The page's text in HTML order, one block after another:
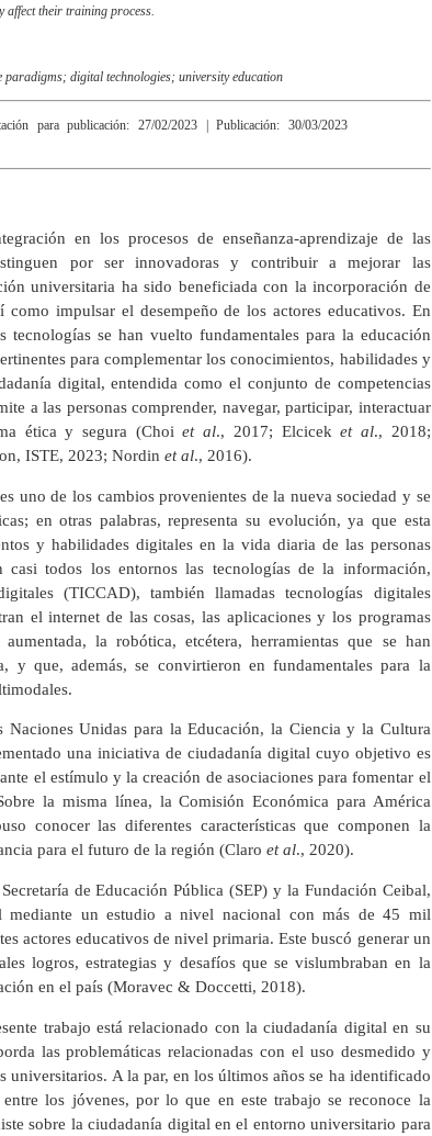
affect their training process.
digital technologies; university education
para publicación: 27/02/2023 | Publicación: 30/03/2023
en los procesos de enseñanza-aprendizaje de las
por ser innovadoras y contribuir a mejorar las
universitaria ha sido beneficiada con la incorporación de
como impulsar el desempeño de los actores educativos. En
tecnologías se han vuelto fundamentales para la educación
para complementar los conocimientos, habilidades y
digital, entendida como el conjunto de competencias
a las personas comprender, navegar, participar, interactuar
ética y segura (Choiet al., 2017; Elciceket al., 2018;
ISTE, 2023; Nordin et al., 2016).
uno de los cambios provenientes de la nueva sociedad y se
en otras palabras, representa su evolución, ya que esta
y habilidades digitales en la vida diaria de las personas
todos los entornos las tecnologías de la información,
(TICCAD), también llamadas tecnologías digitales
el internet de las cosas, las aplicaciones y los programas
la robótica, etcétera, herramientas que se han
y que, además, se convirtieron en fundamentales para la
Naciones Unidas para la Educación, la Ciencia y la Cultura
una iniciativa de ciudadanía digital cuyo objetivo es
el estímulo y la creación de asociaciones para fomentar el
la misma línea, la Comisión Económica para América
conocer las diferentes características que componen la
para el futuro de la región (Claro et al., 2020).
de Educación Pública (SEP) y la Fundación Ceibal,
mediante un estudio a nivel nacional con más de 45 mil
actores educativos de nivel primaria. Este buscó generar un
logros, estrategias y desafíos que se vislumbraban en la
en el país (Moravec & Doccetti, 2018).
trabajo está relacionado con la ciudadanía digital en su
las problemáticas relacionadas con el uso desmedido y
universitarios. A la par, en los últimos años se ha identificado
los jóvenes, por lo que en este trabajo se reconoce la
sobre la ciudadanía digital en el entorno universitario para